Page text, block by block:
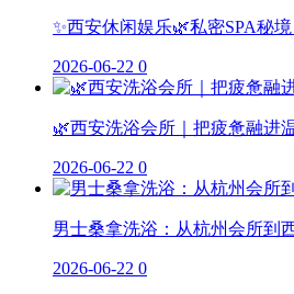
✨西安休闲娱乐🌿私密SPA秘
2026-06-22 0
🌿西安洗浴会所｜把疲惫融进
2026-06-22 0
男士桑拿洗浴：从杭州会所到
2026-06-22 0